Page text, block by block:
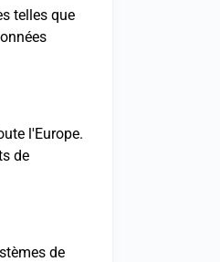
telles que
l'Europe.
de
de